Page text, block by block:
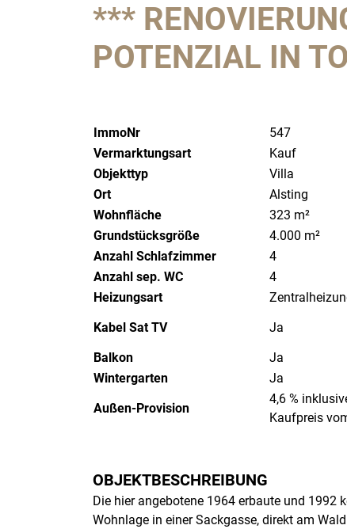
***
POTENZIAL IN
ImmoNr 547
Vermarktungsart
Kauf
Objekttyp
Villa
Ort
Alsting
Wohnfläche
323 m²
Grundstücksgröße
4.000 m²
Anzahl Schlafzimmer
4
Anzahl sep. WC
4
Heizungsart
Kabel Sat TV
Ja
Balkon
Ja
Wintergarten
Ja
Außen-Provision
4,6 %
Kaufpreis
OBJEKTBESCHREIBUNG
Die hier angebotene 1964 erbaute und 1992
Wohnlage in einer Sackgasse, direkt am